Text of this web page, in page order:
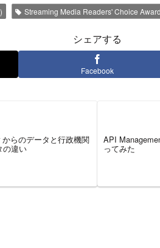
Streaming Media Readers' Choice Award
シェアする
Facebook
からのデータと行政機関
の違い
API
ってみた